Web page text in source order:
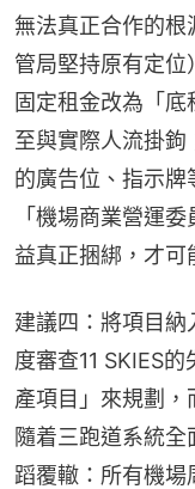
無法真正合作的
管局堅持原有定
固定租金改為「
至與實際人流掛
的廣告位、指示
「機場商業營運
益真正捆綁，才可
建議四：將項目納
度審查11 SKIES
產項目」來規劃
隨着三跑道系統
蹈覆轍：所有機